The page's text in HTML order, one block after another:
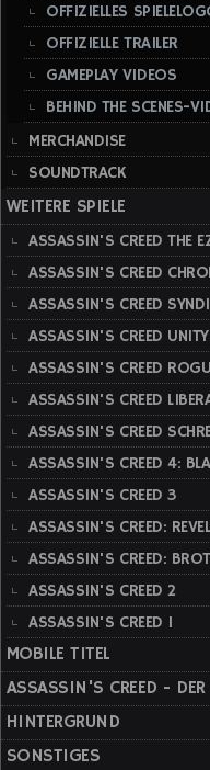
OFFIZIELLES
OFFIZIELLE TRAILER
GAMEPLAY VIDEOS
BEHIND THE SCENES-
MERCHANDISE
SOUNDTRACK
WEITERE SPIELE
ASSASSIN'S CREED THE
ASSASSIN'S CREED
ASSASSIN'S CREED
ASSASSIN'S CREED UNITY
ASSASSIN'S CREED
ASSASSIN'S CREED
ASSASSIN'S CREED
ASSASSIN'S CREED 4:
ASSASSIN'S CREED 3
ASSASSIN'S CREED:
ASSASSIN'S CREED:
ASSASSIN'S CREED 2
ASSASSIN'S CREED 1
MOBILE TITEL
ASSASSIN'S CREED - DER
HINTERGRUND
SONSTIGES